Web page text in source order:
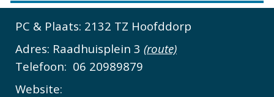
PC & Plaats: 2132 TZ Hoofddorp
Adres: Raadhuisplein 3(route)
Telefoon: 06 20989879
Website: